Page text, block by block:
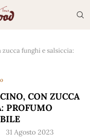
funghi e salsiccia:
CON ZUCCA
PROFUMO
31 Agosto 2023